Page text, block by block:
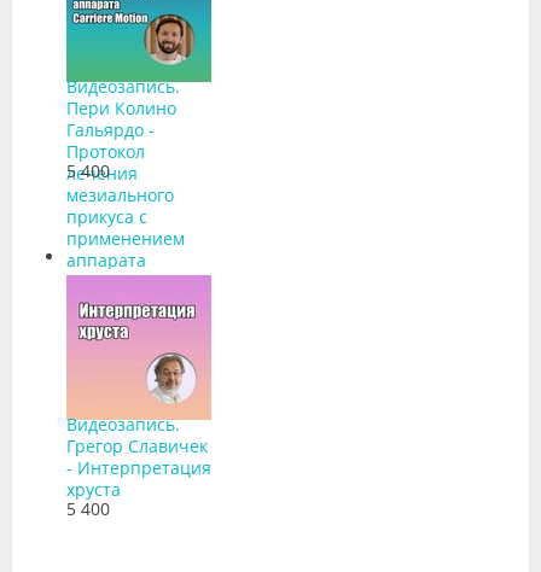
Видеозапись.
Пери Колино
Гальярдо -
Протокол
лечения
мезиального
прикуса с
применением
аппарата
Carriere Motion
5 400
Видеозапись.
Грегор Славичек
- Интерпретация
хруста
5 400